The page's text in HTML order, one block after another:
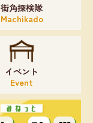
街角探検隊
Machikado
イベント
Event